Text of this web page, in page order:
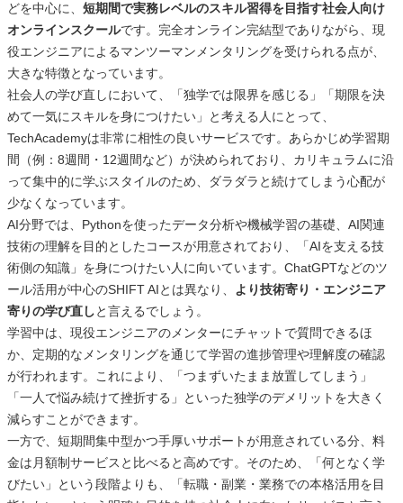
どを中心に、 短期間で実務レベルのスキル習得を目指す社会人向け
オンラインスクールです。完全オンライン完結型でありながら、現
役エンジニアによるマンツーマンメンタリングを受けられる点が、
大きな特徴となっています。
社会人の学び直しにおいて、「独学では限界を感じる」「期限を決
めて一気にスキルを身につけたい」と考える人にとって、
TechAcademyは非常に相性の良いサービスです。あらかじめ学習期
間（例：8週間・12週間など）が決められており、カリキュラムに沿
って集中的に学ぶスタイルのため、ダラダラと続けてしまう心配が
少なくなっています。
AI分野では、Pythonを使ったデータ分析や機械学習の基礎、AI関連
技術の理解を目的としたコースが用意されており、「AIを支える技
術側の知識」を身につけたい人に向いています。ChatGPTなどのツ
ール活用が中心のSHIFT AIとは異なり、 より技術寄り・エンジニア
寄りの学び直しと言えるでしょう。
学習中は、現役エンジニアのメンターにチャットで質問できるほ
か、定期的なメンタリングを通じて学習の進捗管理や理解度の確認
が行われます。これにより、「つまずいたまま放置してしまう」
「一人で悩み続けて挫折する」といった独学のデメリットを大きく
減らすことができます。
一方で、短期間集中型かつ手厚いサポートが用意されている分、料
金は月額制サービスと比べると高めです。そのため、「何となく学
びたい」という段階よりも、「転職・副業・業務での本格活用を目